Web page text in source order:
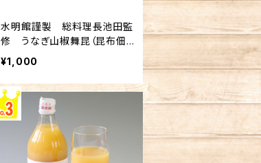
水明館謹製 総料理長池田監
修 うなぎ山椒舞昆（昆布佃
煮） 50g
¥1,000